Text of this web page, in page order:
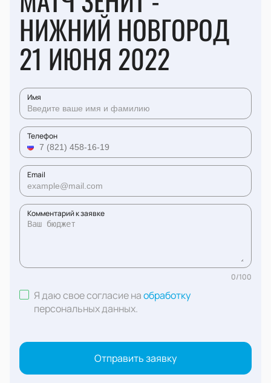
НИЖНИЙ НОВГОРОД
21 ИЮНЯ 2022
Имя
Телефон
Email
Комментарий к заявке
0/100
Я даю свое согласие наобработку
персональных данных.
Отправить заявку